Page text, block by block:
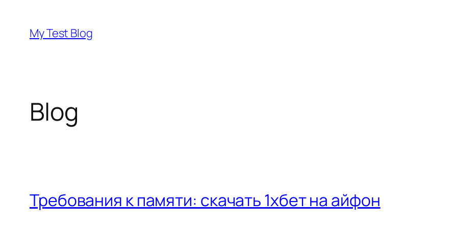
content
My Test Blog
Blog
Требования к памяти: скачать 1хбет на айфон